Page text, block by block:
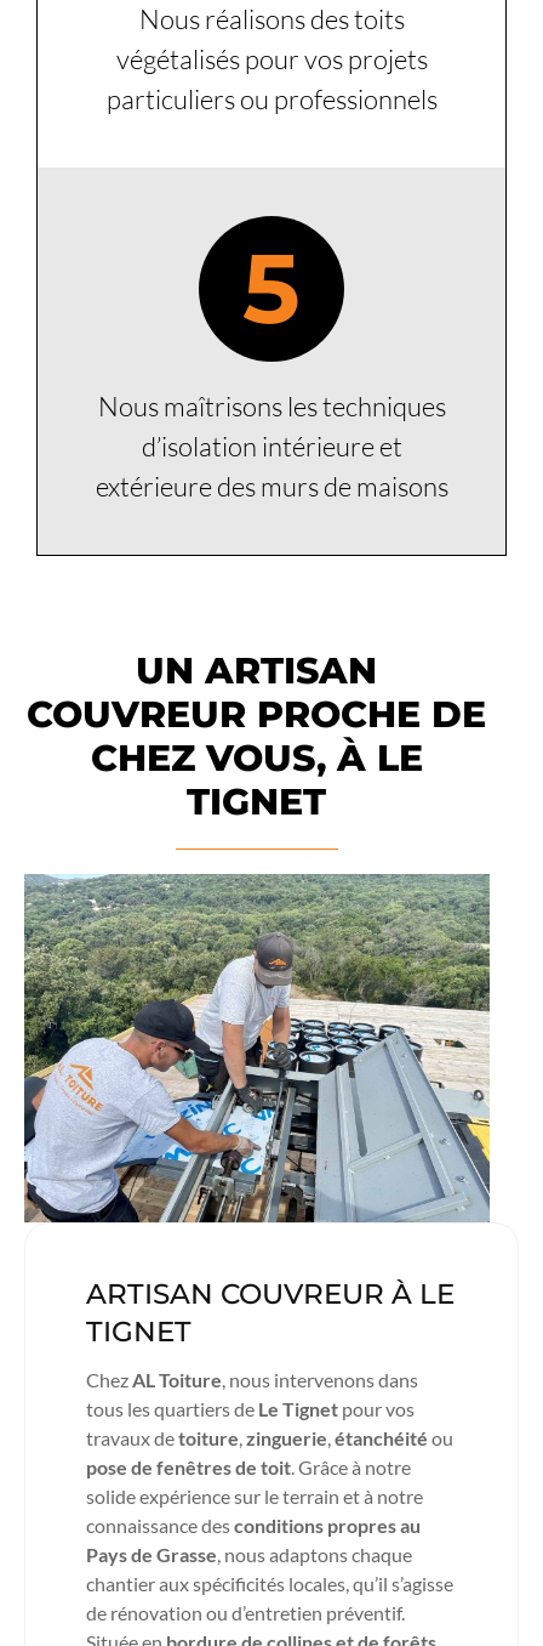
Nous réalisons des toits
végétalisés pour vos projets
particuliers ou professionnels
5
Nous maîtrisons les techniques
d’isolation intérieure et
extérieure des murs de maisons
UN ARTISAN
COUVREUR PROCHE DE
CHEZ VOUS, À LE
TIGNET
ARTISAN COUVREUR À LE
TIGNET
ChezAL Toiture, nous intervenons dans
tous les quartiers de Le Tignet pour vos
travaux detoiture,zinguerie,étanchéité ou
pose de fenêtres de toit. Grâce à notre
solide expérience sur le terrain et à notre
connaissance desconditions propres au
Pays de Grasse, nous adaptons chaque
chantier aux spécificités locales, qu’il s’agisse
de rénovation ou d’entretien préventif.